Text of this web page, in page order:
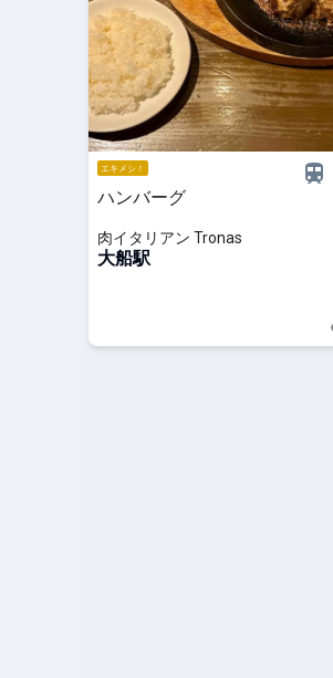
エキメシ！
ハンバーグ
肉イタリアン Tronas
大船駅